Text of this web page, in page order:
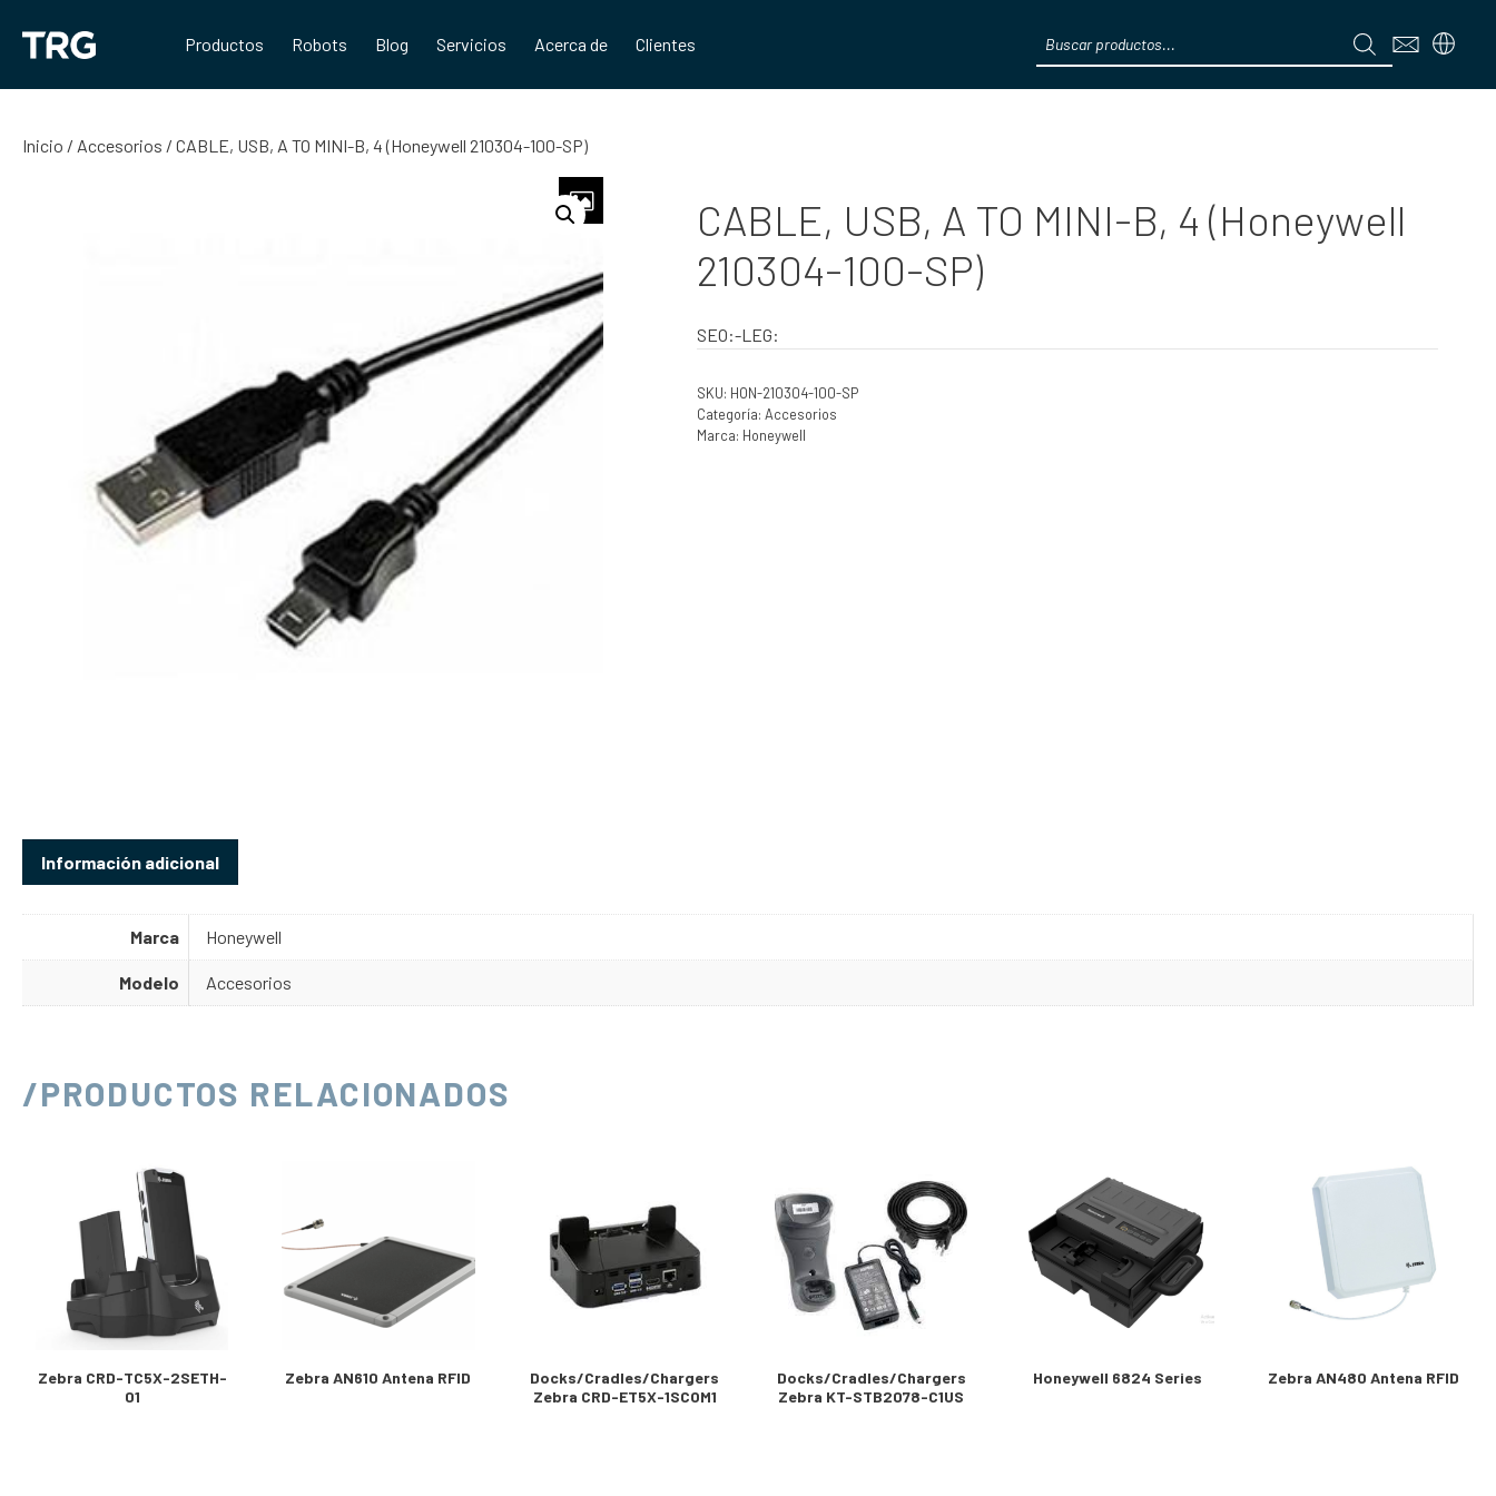
contenido
Productos Robots Blog Servicios Acerca de Clientes
search
Inicio / Accesorios / CABLE, USB, A TO MINI-B, 4 (Honeywell 210304-100-SP)
CABLE, USB, A TO MINI-B, 4 (Honeywell
210304-100-SP)
SEO:-LEG:
SKU: HON-210304-100-SP
Categoría: Accesorios
Marca: Honeywell
Información adicional
Marca Honeywell
Modelo Accesorios
/PRODUCTOS RELACIONADOS
Zebra CRD-TC5X-2SETH-
01
Zebra AN610 Antena RFID
Docks/Cradles/Chargers
Zebra CRD-ET5X-1SCOM1
Docks/Cradles/Chargers
Zebra KT-STB2078-C1US
Honeywell 6824 Series Zebra AN480 Antena RFID